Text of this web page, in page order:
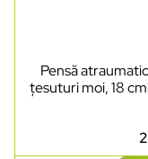
Pensă
țesuturi moi, 18